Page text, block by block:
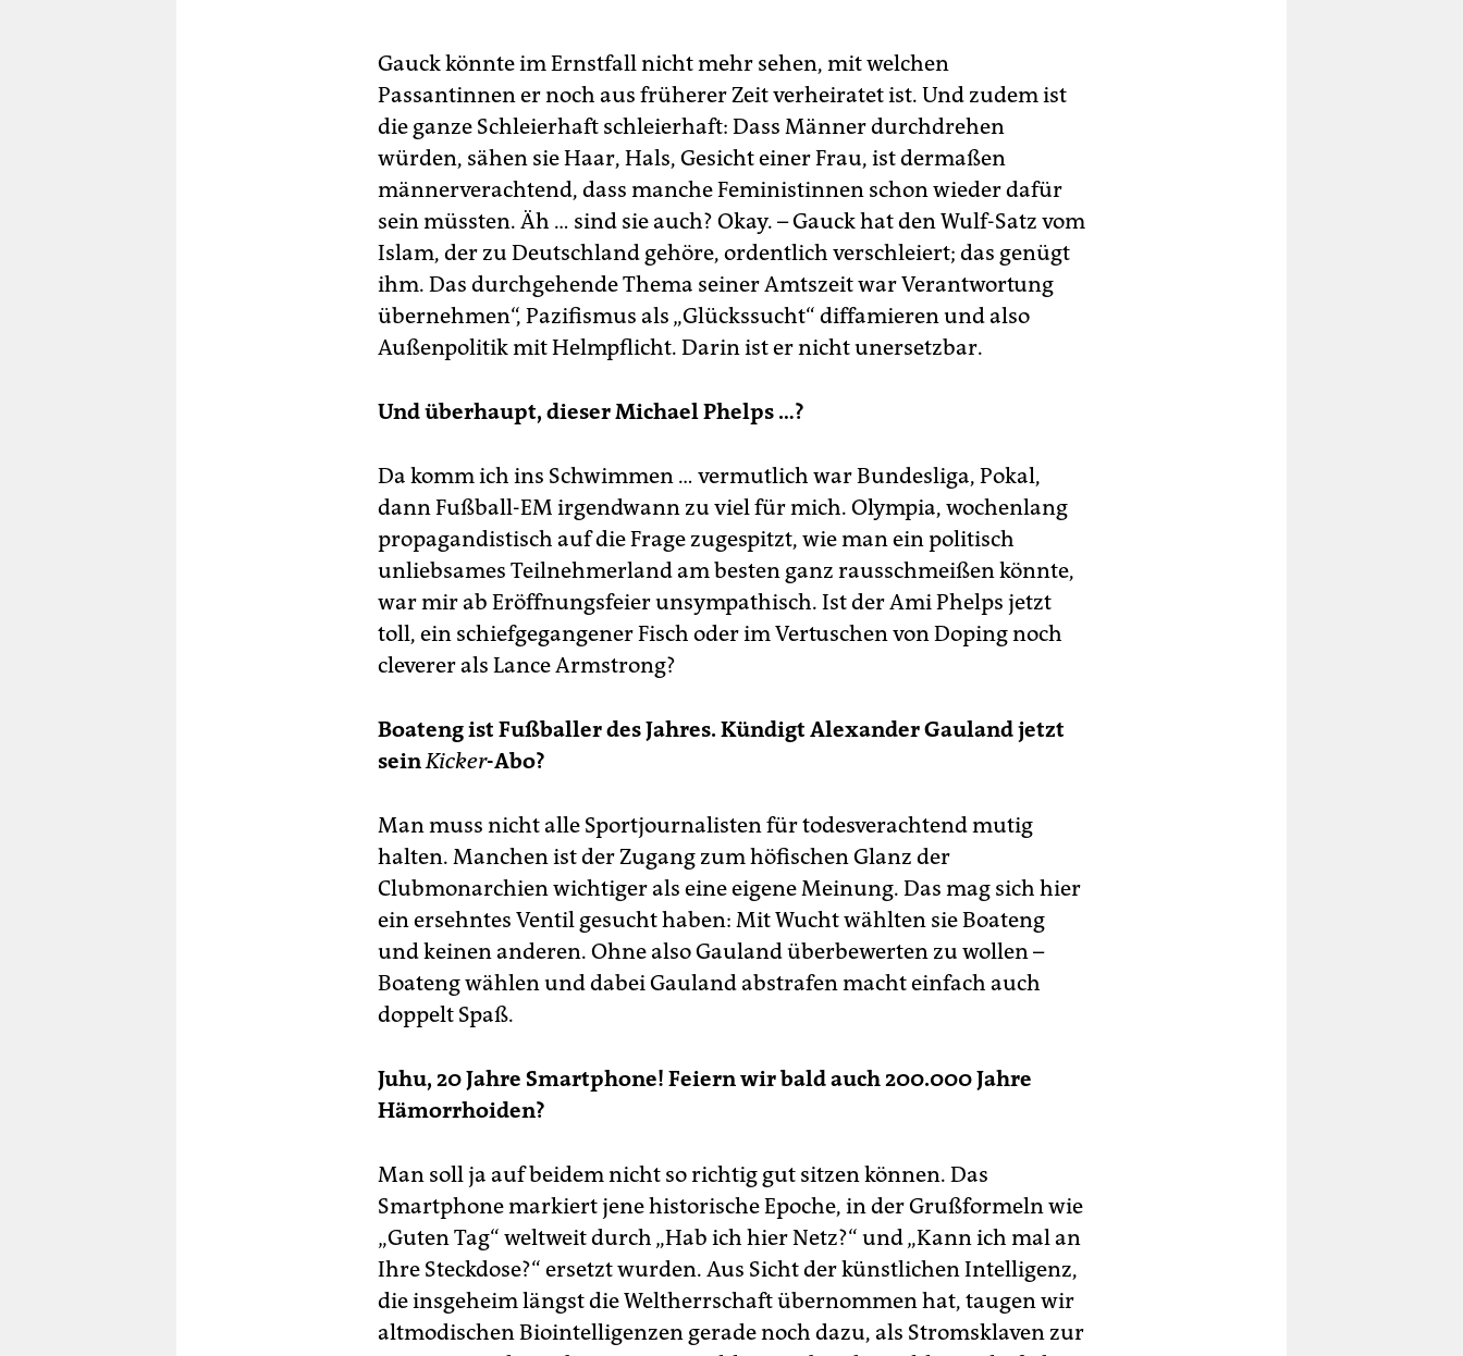
Gauck könnte im Ernstfall nicht mehr sehen, mit welchen
Passantinnen er noch aus früherer Zeit verheiratet ist. Und zudem ist
die ganze Schleierhaft schleierhaft: Dass Männer durchdrehen
würden, sähen sie Haar, Hals, Gesicht einer Frau, ist dermaßen
männerverachtend, dass manche Feministinnen schon wieder dafür
sein müssten. Äh … sind sie auch? Okay. – Gauck hat den Wulf-Satz vom
Islam, der zu Deutschland gehöre, ordentlich verschleiert; das genügt
ihm. Das durchgehende Thema seiner Amtszeit war ­Verantwortung
übernehmen“, Pazifismus als „Glückssucht“ diffamieren und also
Außenpolitik mit Helm­pflicht. Darin ist er nicht unersetzbar.
Und überhaupt, dieser Michael Phelps …?
Da komm ich ins Schwimmen … vermutlich war Bundesliga, Pokal,
dann Fußball-EM irgendwann zu viel für mich. Olympia, wochenlang
propagandistisch auf die Frage zugespitzt, wie man ein politisch
unliebsames Teilnehmerland am besten ganz rausschmeißen könnte,
war mir ab Eröffnungsfeier unsympathisch. Ist der Ami Phelps jetzt
toll, ein schiefgegangener Fisch oder im Vertuschen von Doping noch
cleverer als Lance Armstrong?
Boateng ist Fußballer des Jahres. Kündigt Alexander Gauland jetzt
seinKicker-Abo?
Man muss nicht alle Sportjournalisten für todesverachtend mutig
halten. Manchen ist der Zugang zum höfischen Glanz der
Clubmonarchien wichtiger als eine eigene Meinung. Das mag sich hier
ein ersehntes Ventil gesucht haben: Mit Wucht wählten sie Boateng
und keinen anderen. Ohne also Gauland überbewerten zu wollen –
Boateng wählen und dabei Gauland abstrafen macht einfach auch
doppelt Spaß.
Juhu, 20 Jahre Smartphone! Feiern wir bald auch 200.000 Jahre
Hämorrhoiden?
Man soll ja auf beidem nicht so richtig gut sitzen können. Das
Smartphone markiert jene historische Epoche, in der Grußformeln wie
„Guten Tag“ weltweit durch „Hab ich hier Netz?“ und „Kann ich mal an
Ihre Steckdose?“ ersetzt wurden. Aus Sicht der künstlichen Intelligenz,
die insgeheim längst die Weltherrschaft übernommen hat, taugen wir
altmodischen Biointelligenzen gerade noch dazu, als Stromsklaven zur